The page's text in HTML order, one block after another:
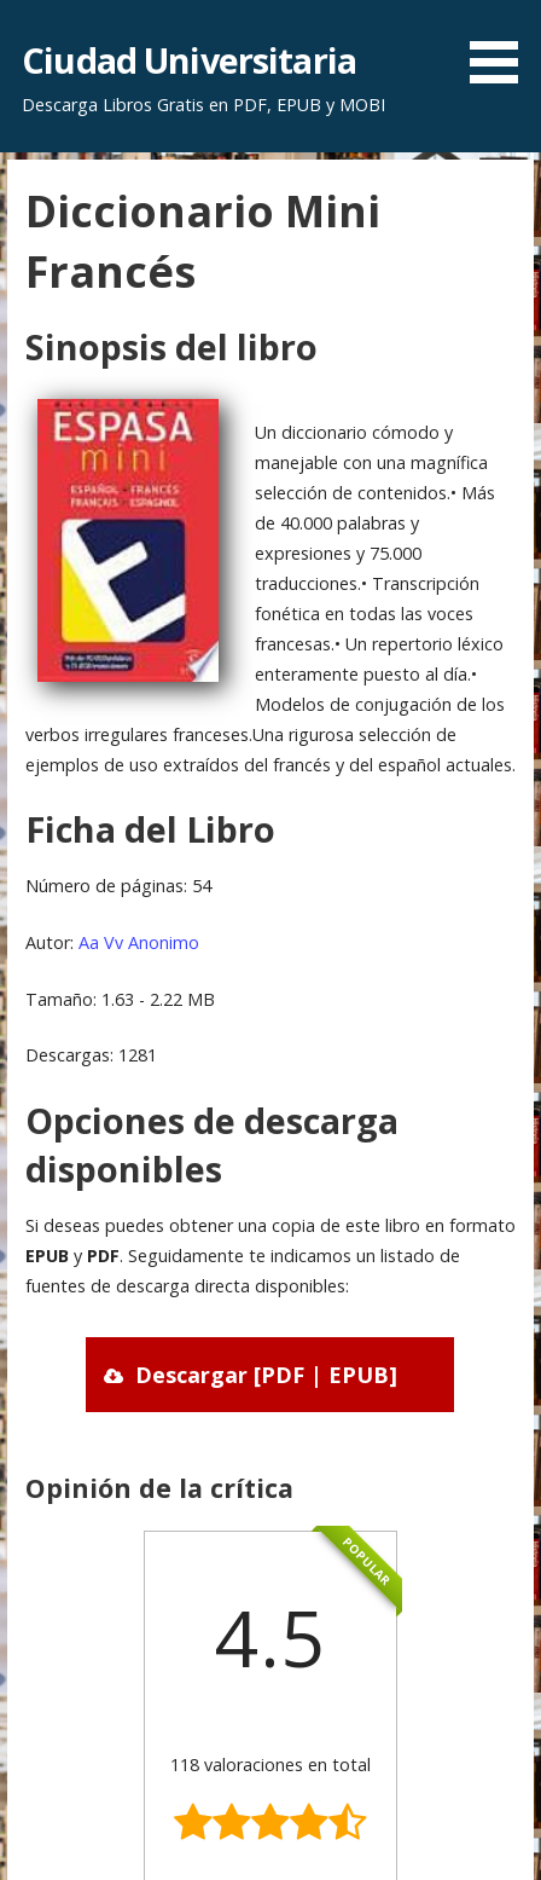
r
a
l
c
o
n
e
n
i
d
o
Ciudad Universitaria
Descarga Libros Gratis en PDF, EPUB y MOBI
Diccionario Mini
Francés
Sinopsis del libro
Un diccionario cómodo y
manejable con una magnífica
selección de contenidos.• Más
de 40.000 palabras y
expresiones y 75.000
traducciones.• Transcripción
fonética en todas las voces
francesas.• Un repertorio léxico
enteramente puesto al día.•
Modelos de conjugación de los
verbos irregulares franceses.Una rigurosa selección de
ejemplos de uso extraídos del francés y del español actuales.
Ficha del Libro
Número de páginas: 54
Autor: Aa Vv Anonimo
Tamaño: 1.63 - 2.22 MB
Descargas: 1281
Opciones de descarga
disponibles
Si deseas puedes obtener una copia de este libro en formato
EPUBy PDF. Seguidamente te indicamos un listado de
fuentes de descarga directa disponibles:
Descargar [PDF | EPUB]
Opinión de la crítica
POPULAR
4.5
118 valoraciones en total